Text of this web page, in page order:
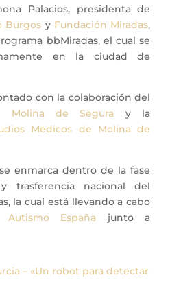
Palacios, presidenta de
Burgos y Fundación Miradas,
bbMiradas, el cual se
en la ciudad de
con la colaboración del
Molina de Segura y la
Médicos de Molina de
enmarca dentro de la fase
trasferencia nacional del
la cual está llevando a cabo
Autismo España junto a
– «Un robot para detectar